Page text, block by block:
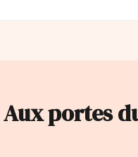
Aux portes